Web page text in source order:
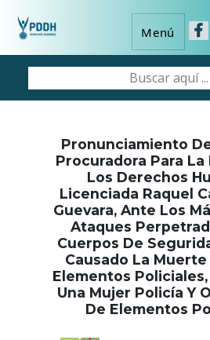
Menú
Pronunciamiento
Procuradora Para La
Los Derechos
Licenciada Raquel
Guevara, Ante Los
Ataques
Cuerpos De
Causado La
Elementos
Una Mujer Policía Y
De Elementos